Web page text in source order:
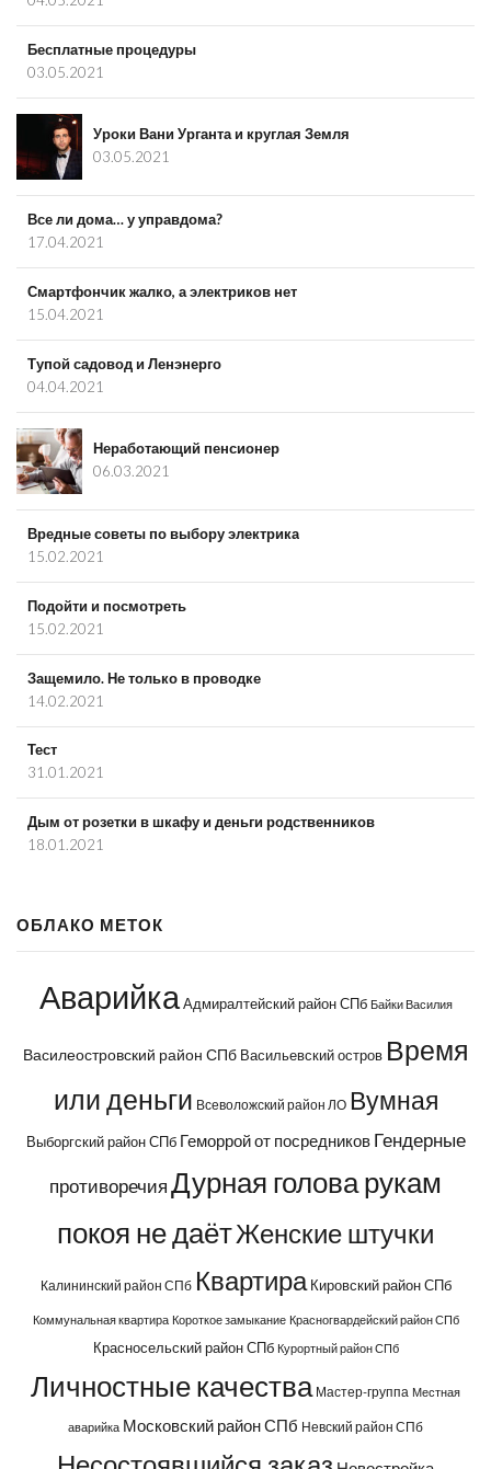
Бесплатные процедуры
03.05.2021
Уроки Вани Урганта и круглая Земля
03.05.2021
Все ли дома… у управдома?
17.04.2021
Смартфончик жалко, а электриков нет
15.04.2021
Тупой садовод и Ленэнерго
04.04.2021
Неработающий пенсионер
06.03.2021
Вредные советы по выбору электрика
15.02.2021
Подойти и посмотреть
15.02.2021
Защемило. Не только в проводке
14.02.2021
Тест
31.01.2021
Дым от розетки в шкафу и деньги родственников
18.01.2021
ОБЛАКО МЕТОК
Аварийка Адмиралтейский район СПб Байки Василия
Василеостровский район СПб Васильевский остров Время
или деньги Всеволожский район ЛО Вумная
Выборгский район СПб Геморрой от посредников Гендерные
противоречияДурная голова рукам
покоя не даётЖенские штучки
Калининский район СПб Квартира Кировский район СПб
Коммунальная квартира Короткое замыкание Красногвардейский район СПб
Красносельский район СПб Курортный район СПб
Личностные качества Мастер-группа Местная
аварийка Московский район СПб Невский район СПб